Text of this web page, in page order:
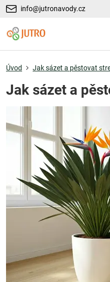
info@jutronavody.cz
Úvod Jak sázet a pěstovat
Jak sázet a